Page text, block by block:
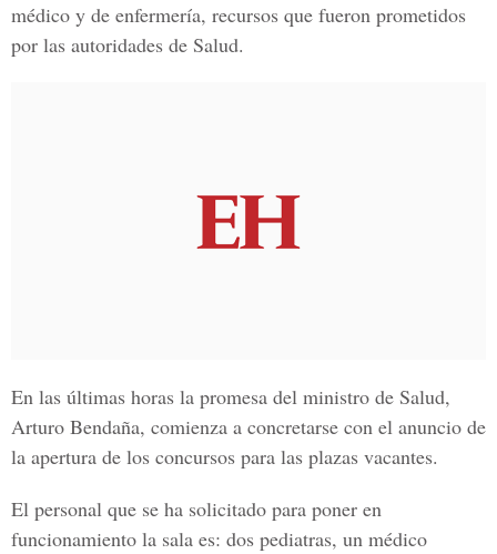
médico y de enfermería, recursos que fueron prometidos
por las autoridades de Salud.
En las últimas horas la promesa del ministro de Salud,
Arturo Bendaña, comienza a concretarse con el anuncio de
la apertura de los concursos para las plazas vacantes.
El personal que se ha solicitado para poner en
funcionamiento la sala es: dos pediatras, un médico